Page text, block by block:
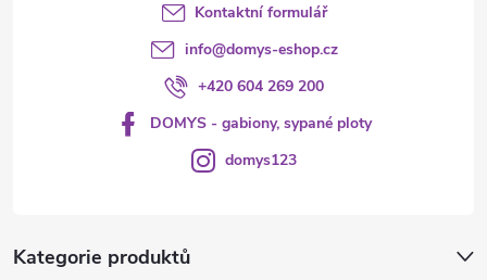
Kategorie produktů
Kontaktní formulář
info@domys-eshop.cz
+420 604 269 200
DOMYS - gabiony, sypané ploty
domys123